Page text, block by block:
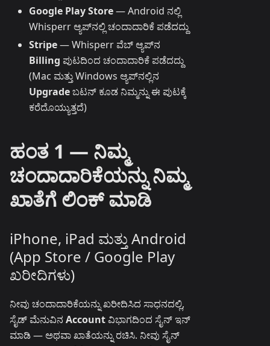
Google Play Store— Android ನಲ್ಲಿ
Whisperr ಆ್ಯಪ್‌ನಲ್ಲಿ ಚಂದಾದಾರಿಕೆ ಪಡೆದದ್ದು
Stripe— Whisperr ವೆಬ್ ಆ್ಯಪ್‌ನ
Billing ಪುಟದಿಂದ ಚಂದಾದಾರಿಕೆ ಪಡೆದದ್ದು
(Mac ಮತ್ತು Windows ಆ್ಯಪ್‌ನಲ್ಲಿನ
Upgradeಬಟನ್ ಕೂಡ ನಿಮ್ಮನ್ನು ಈ ಪುಟಕ್ಕೆ
ಕರೆದೊಯ್ಯುತ್ತದೆ)
ಹಂತ 1 — ನಿಮ್ಮ
ಚಂದಾದಾರಿಕೆಯನ್ನು ನಿಮ್ಮ
ಖಾತೆಗೆ ಲಿಂಕ್ ಮಾಡಿ
iPhone, iPad ಮತ್ತು Android
(App Store / Google Play
ಖರೀದಿಗಳು)
ನೀವು ಚಂದಾದಾರಿಕೆಯನ್ನು ಖರೀದಿಸಿದ ಸಾಧನದಲ್ಲಿ,
ಸೈಡ್ ಮೆನುವಿನ Accountವಿಭಾಗದಿಂದ ಸೈನ್ ಇನ್
ಮಾಡಿ — ಅಥವಾ ಖಾತೆಯನ್ನು ರಚಿಸಿ. ನೀವು ಸೈನ್